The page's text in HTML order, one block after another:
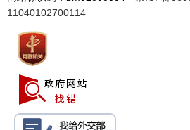
11040102700114